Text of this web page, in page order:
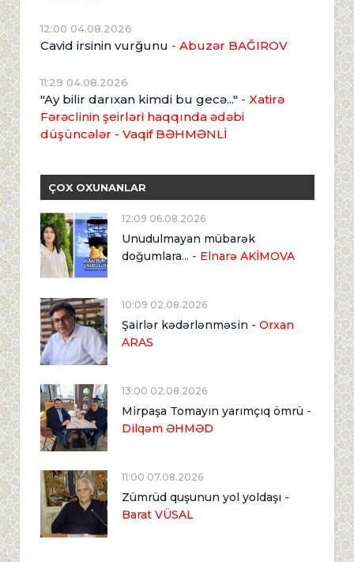
12:00 04.08.2026
Cavid irsinin vurğunu - Abuzər BAĞIROV
11:29 04.08.2026
"Ay bilir darıxan kimdi bu gecə..." - Xatirə
Fərəclinin şeirləri haqqında ədəbi
düşüncələr - Vaqif BƏHMƏNLİ
ÇOX OXUNANLAR
12:09 06.08.2026
Unudulmayan mübarək
doğumlara... - Elnarə AKİMOVA
10:09 02.08.2026
Şairlər kədərlənməsin - Orxan
ARAS
13:00 02.08.2026
Mirpaşa Tomayın yarımçıq ömrü -
Dilqəm ƏHMƏD
11:00 07.08.2026
Zümrüd quşunun yol yoldaşı -
Barat VÜSAL